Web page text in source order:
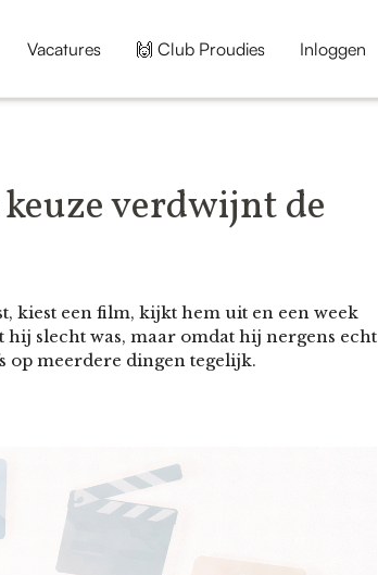
Vacatures 🙌 Club Proudies Inloggen
verdwijnt de
kiest een film, kijkt hem uit en een week
slecht was, maar omdat hij nergens echt
op meerdere dingen tegelijk.